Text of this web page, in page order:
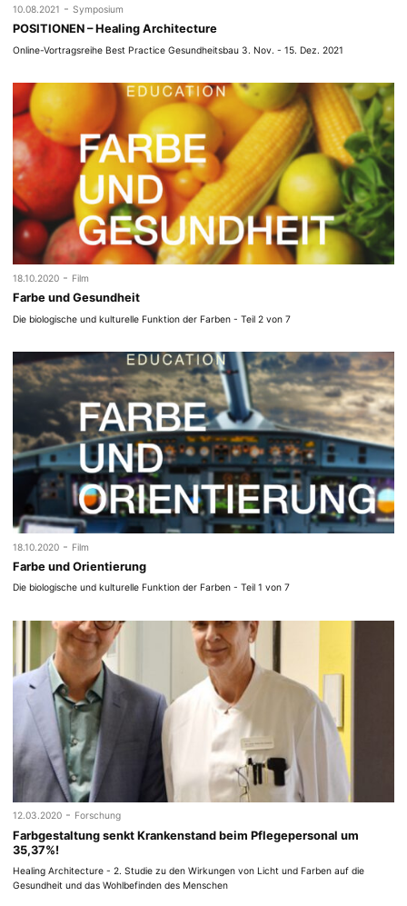
10.08.2021 - Symposium
POSITIONEN – Healing Architecture
Online-Vortragsreihe Best Practice Gesundheitsbau 3. Nov. - 15. Dez. 2021
18.10.2020 - Film
Farbe und Gesundheit
Die biologische und kulturelle Funktion der Farben - Teil 2 von 7
18.10.2020 - Film
Farbe und Orientierung
Die biologische und kulturelle Funktion der Farben - Teil 1 von 7
12.03.2020 - Forschung
Farbgestaltung senkt Krankenstand beim Pflegepersonal um
35,37%!
Healing Architecture - 2. Studie zu den Wirkungen von Licht und Farben auf die
Gesundheit und das Wohlbefinden des Menschen